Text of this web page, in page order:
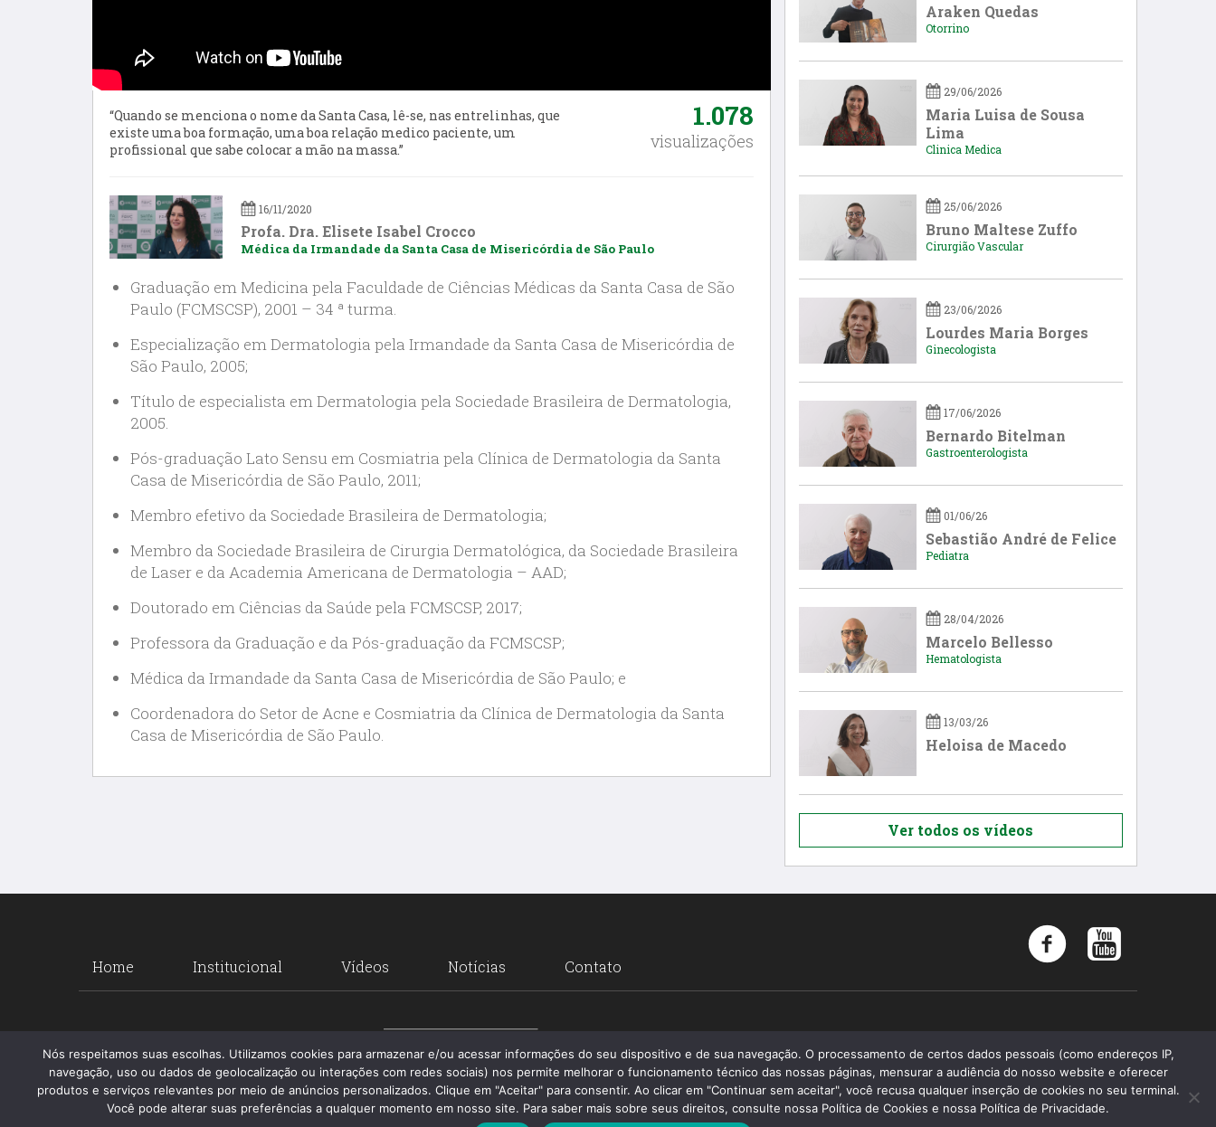
“Quando se menciona o nome da Santa Casa, lê-se, nas entrelinhas, que
existe uma boa formação, uma boa relação medico paciente, um
profissional que sabe colocar a mão na massa.”
1.078
visualizações
16/11/2020
Profa. Dra. Elisete Isabel Crocco
Médica da Irmandade da Santa Casa de Misericórdia de São Paulo
Graduação em Medicina pela Faculdade de Ciências Médicas da Santa Casa de São
Paulo (FCMSCSP), 2001 – 34 ª turma.
Especialização em Dermatologia pela Irmandade da Santa Casa de Misericórdia de
São Paulo, 2005;
Título de especialista em Dermatologia pela Sociedade Brasileira de Dermatologia,
2005.
Pós-graduação Lato Sensu em Cosmiatria pela Clínica de Dermatologia da Santa
Casa de Misericórdia de São Paulo, 2011;
Membro efetivo da Sociedade Brasileira de Dermatologia;
Membro da Sociedade Brasileira de Cirurgia Dermatológica, da Sociedade Brasileira
de Laser e da Academia Americana de Dermatologia – AAD;
Doutorado em Ciências da Saúde pela FCMSCSP, 2017;
Professora da Graduação e da Pós-graduação da FCMSCSP;
Médica da Irmandade da Santa Casa de Misericórdia de São Paulo; e
Coordenadora do Setor de Acne e Cosmiatria da Clínica de Dermatologia da Santa
Casa de Misericórdia de São Paulo.
Araken Quedas
Otorrino
29/06/2026
Maria Luisa de Sousa
Lima
Clinica Medica
25/06/2026
Bruno Maltese Zuffo
Cirurgião Vascular
23/06/2026
Lourdes Maria Borges
Ginecologista
17/06/2026
Bernardo Bitelman
Gastroenterologista
01/06/26
Sebastião André de Felice
Pediatra
28/04/2026
Marcelo Bellesso
Hematologista
13/03/26
Heloisa de Macedo
Ver todos os vídeos
Home Institucional Vídeos Notícias Contato
Santa Memória 2019 - Todos os direitos reservados
Faculdade de Ciências Médicas da Santa Casa de São Paulo
Fundação Arnaldo Vieira de Carvalho
Nós respeitamos suas escolhas. Utilizamos cookies para armazenar e/ou acessar informações do seu dispositivo e de sua navegação. O processamento de certos dados pessoais (como endereços IP,
navegação, uso ou dados de geolocalização ou interações com redes sociais) nos permite melhorar o funcionamento técnico das nossas páginas, mensurar a audiência do nosso website e oferecer
produtos e serviços relevantes por meio de anúncios personalizados. Clique em "Aceitar" para consentir. Ao clicar em "Continuar sem aceitar", você recusa qualquer inserção de cookies no seu terminal.
Você pode alterar suas preferências a qualquer momento em nosso site. Para saber mais sobre seus direitos, consulte nossa Política de Cookies e nossa Política de Privacidade.